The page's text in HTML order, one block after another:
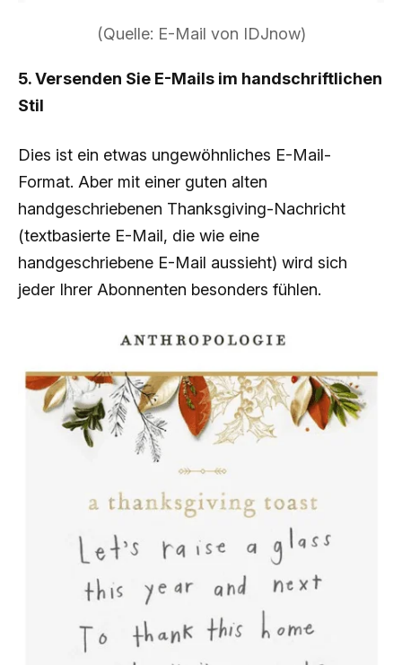
(Quelle: E-Mail von IDJnow)
5. Versenden Sie E-Mails im handschriftlichen
Stil
Dies ist ein etwas ungewöhnliches E-Mail-
Format. Aber mit einer guten alten
handgeschriebenen Thanksgiving-Nachricht
(textbasierte E-Mail, die wie eine
handgeschriebene E-Mail aussieht) wird sich
jeder Ihrer Abonnenten besonders fühlen.